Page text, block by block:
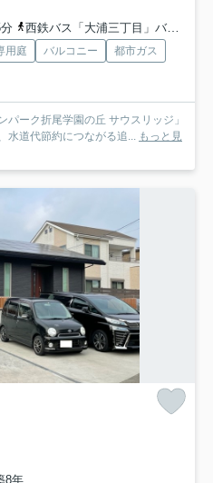
西鉄バス「大浦三丁目」バス停下車 徒歩4分
用庭 バルコニー
都市ガス
ーク折尾学園の丘 サウスリッジ」
水道代節約につながる追... もっと見
8年